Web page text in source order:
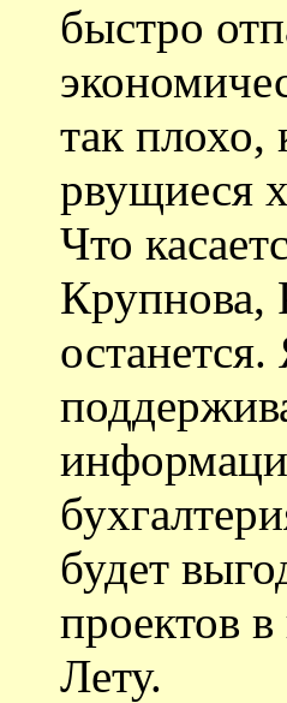
быстро
так плохо,
рвущиеся
Что
Крупнова,
будет
проектов
Лету.